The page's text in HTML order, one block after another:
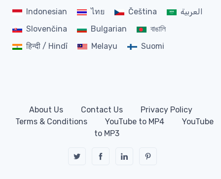
Indonesian
ไทย Čeština
العربية
Slovenčina
Bulgarian
বাঙালি
हिन्दी / Hindī
Melayu Suomi
About Us Contact Us
Privacy Policy
Terms & Conditions
YouTube to MP4
YouTube
to MP3